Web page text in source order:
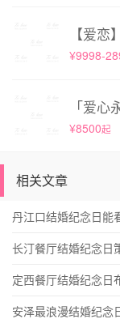
【爱
¥9998-
「爱
¥8500起
相关文章
丹江口结婚纪念日能
长汀餐厅结婚纪念日
定西餐厅结婚纪念日
安泽最浪漫结婚纪念